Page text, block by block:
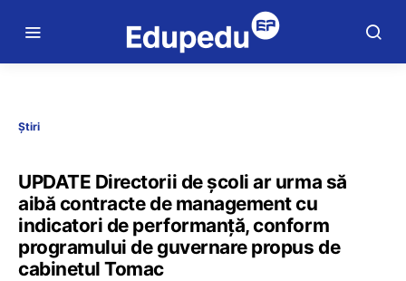
Știri
UPDATE Directorii de școli ar urma să
aibă contracte de management cu
indicatori de performanță, conform
programului de guvernare propus de
cabinetul Tomac